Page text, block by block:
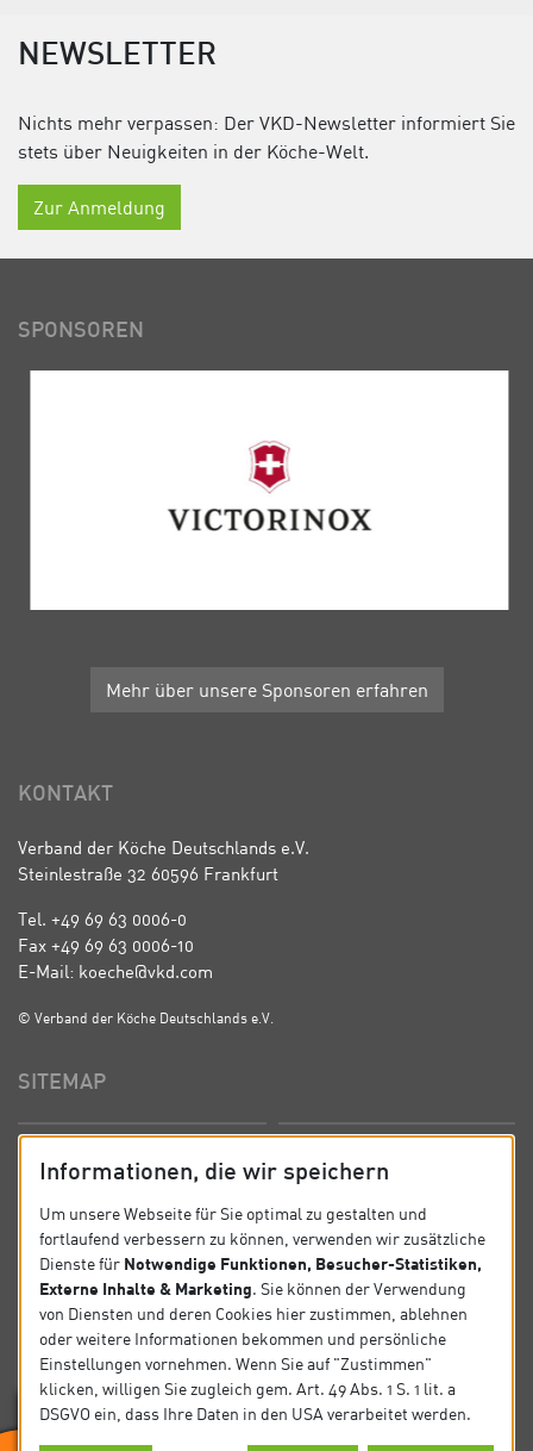
NEWSLETTER
Nichts mehr verpassen: Der VKD-Newsletter informiert Sie
stets über Neuigkeiten in der Köche-Welt.
Zur Anmeldung
SPONSOREN
Mehr über unsere Sponsoren erfahren
KONTAKT
Verband der Köche Deutschlands e.V.
Steinlestraße 32 60596 Frankfurt
Tel. +49 69 63 0006-0
Fax +49 69 63 0006-10
E-Mail: koeche@vkd.com
© Verband der Köche Deutschlands e.V.
SITEMAP
News Kontakt
Datenschutz Impressum
SOCIAL
Folgen Sie uns auf Social Media.
Informationen, die wir speichern
Um unsere Webseite für Sie optimal zu gestalten und
fortlaufend verbessern zu können, verwenden wir zusätzliche
Dienste für Notwendige Funktionen, Besucher-Statistiken,
Externe Inhalte & Marketing. Sie können der Verwendung
von Diensten und deren Cookies hier zustimmen, ablehnen
oder weitere Informationen bekommen und persönliche
Einstellungen vornehmen. Wenn Sie auf "Zustimmen"
klicken, willigen Sie zugleich gem. Art. 49 Abs. 1 S. 1 lit. a
DSGVO ein, dass Ihre Daten in den USA verarbeitet werden.